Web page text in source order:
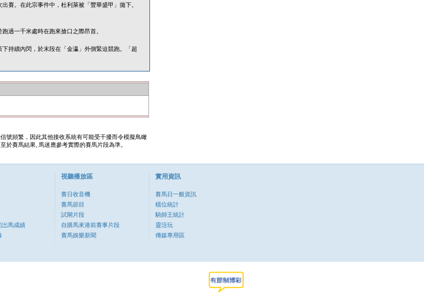
賽。在此宗事件中，杜利萊被「豐華盛甲」拋下。
過一千米處時在跑來搶口之際昂首。
持續內閃，於末段在「金瀛」外側緊迫競跑。「超
號頻繁，因此其他接收系統有可能受干擾而令模擬鳥瞰
於賽馬結果, 馬迷應參考實際的賽馬片段為準。
岀馬成績
視聽播放區
賽日收音機
賽馬節目
試閘片段
自購馬來港前賽事片段
賽馬娛樂新聞
實用資訊
賽馬日一般資訊
檔位統計
騎師王統計
靈活玩
傳媒專用區